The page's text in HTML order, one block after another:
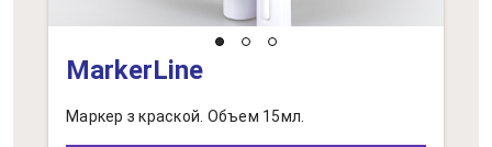
MarkerLine
Маркер з краской. Объем 15мл.